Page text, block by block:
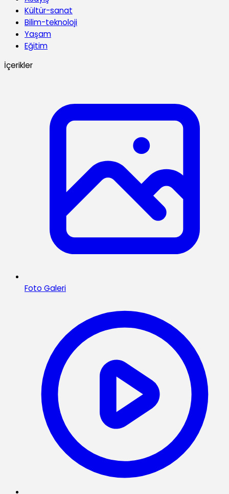
Kültür-sanat
Bilim-teknoloji
Yaşam
Eğitim
İçerikler
Foto Galeri